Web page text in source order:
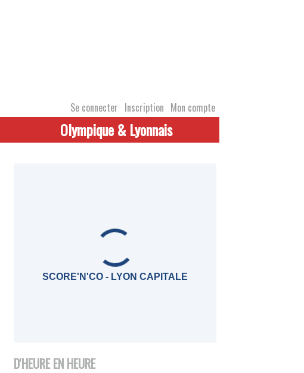
Se connecter Inscription Mon compte
Olympique & Lyonnais
SCORE'N'CO - LYON CAPITALE
D'HEURE EN HEURE